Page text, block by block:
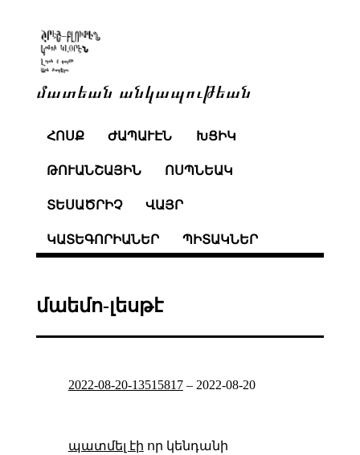
մատեան անկապութեան
ՀՈՍՔ ԺԱՊԱՒԷՆ ԽՑԻԿ
ԹՈՒԱՆՇԱՅԻՆ ՈՍՊՆԵԱԿ
ՏԵՍԱԾՐԻՉ ՎԱՅՐ
ԿԱՏԵԳՈՐԻԱՆԵՐ ՊԻՏԱԿՆԵՐ
մաեմո-լեսթէ
2022-08-20-13515817– 2022-08-20
պատմել էի որ կենդանի